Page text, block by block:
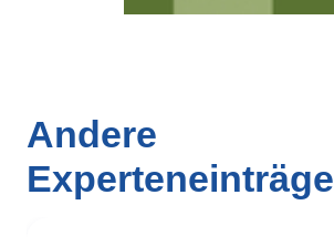
Andere
Experteneinträge